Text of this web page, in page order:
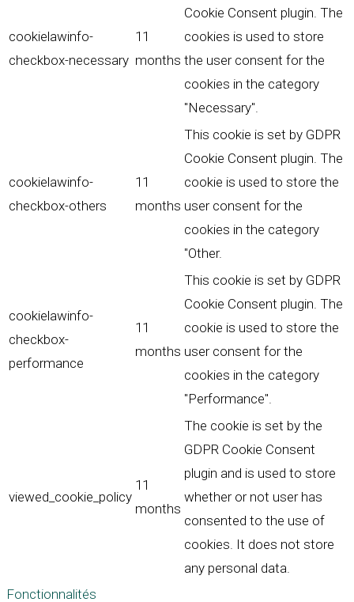
cookielawinfo-
checkbox-necessary
11
months
Cookie Consent plugin. The
cookies is used to store
the user consent for the
cookies in the category
"Necessary".
cookielawinfo-
checkbox-others
11
months
This cookie is set by GDPR
Cookie Consent plugin. The
cookie is used to store the
user consent for the
cookies in the category
"Other.
cookielawinfo-
checkbox-
performance
11
months
This cookie is set by GDPR
Cookie Consent plugin. The
cookie is used to store the
user consent for the
cookies in the category
"Performance".
viewed_cookie_policy
11
months
The cookie is set by the
GDPR Cookie Consent
plugin and is used to store
whether or not user has
consented to the use of
cookies. It does not store
any personal data.
Fonctionnalités